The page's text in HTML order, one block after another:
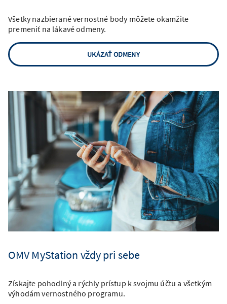
Všetky nazbierané vernostné body môžete okamžite
premeniť na lákavé odmeny.
UKÁZAŤ ODMENY
OMV MyStation vždy pri sebe
Získajte pohodlný a rýchly prístup k svojmu účtu a všetkým
výhodám vernostného programu.